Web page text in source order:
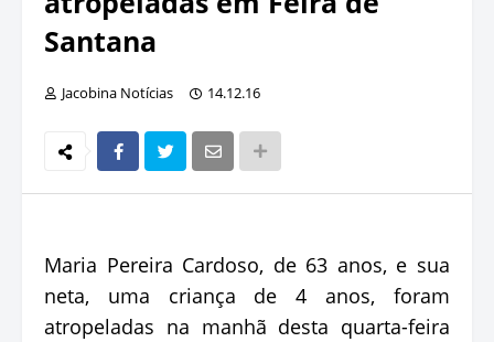
Santana
Jacobina Notícias 14.12.16
Maria Pereira Cardoso, de 63 anos, e sua
neta, uma criança de 4 anos, foram
atropeladas na manhã desta quarta-feira